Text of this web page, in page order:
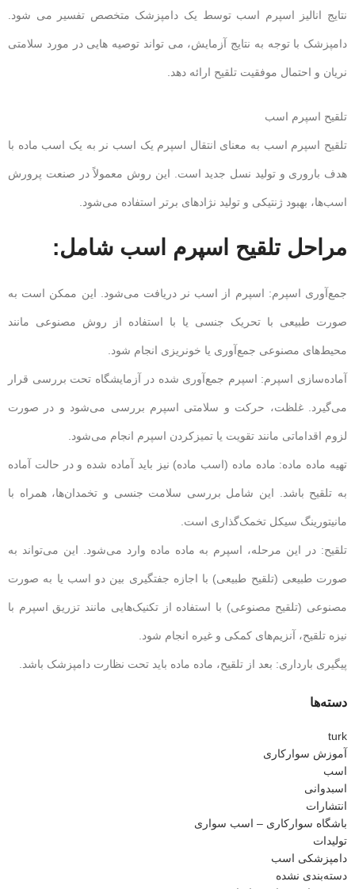
نتایج انالیز اسپرم اسب توسط یک دامپزشک متخصص تفسیر می شود.
دامپزشک با توجه به نتایج آزمایش، می تواند توصیه هایی در مورد سلامتی
نریان و احتمال موفقیت تلقیح ارائه دهد.
تلقیح اسپرم اسب
تلقیح اسپرم اسب به معنای انتقال اسپرم یک اسب نر به یک اسب ماده با
هدف باروری و تولید نسل جدید است. این روش معمولاً در صنعت پرورش
اسب‌ها، بهبود ژنتیکی و تولید نژادهای برتر استفاده می‌شود.
مراحل تلقیح اسپرم اسب شامل:
جمع‌آوری اسپرم: اسپرم از اسب نر دریافت می‌شود. این ممکن است به
صورت طبیعی با تحریک جنسی یا با استفاده از روش مصنوعی مانند
محیط‌های مصنوعی جمع‌آوری یا خونریزی انجام شود.
آماده‌سازی اسپرم: اسپرم جمع‌آوری شده در آزمایشگاه تحت بررسی قرار
می‌گیرد. غلظت، حرکت و سلامتی اسپرم بررسی می‌شود و در صورت
لزوم اقداماتی مانند تقویت یا تمیزکردن اسپرم انجام می‌شود.
تهیه ماده ماده: ماده ماده (اسب ماده) نیز باید آماده شده و در حالت آماده
به تلقیح باشد. این شامل بررسی سلامت جنسی و تخمدان‌ها، همراه با
مانیتورینگ سیکل تخمک‌گذاری است.
تلقیح: در این مرحله، اسپرم به ماده ماده وارد می‌شود. این می‌تواند به
صورت طبیعی (تلقیح طبیعی) با اجازه جفتگیری بین دو اسب یا به صورت
مصنوعی (تلقیح مصنوعی) با استفاده از تکنیک‌هایی مانند تزریق اسپرم با
نیزه تلقیح، آنزیم‌های کمکی و غیره انجام شود.
پیگیری بارداری: بعد از تلقیح، ماده ماده باید تحت نظارت دامپزشک باشد.
دسته‌ها
turk
آموزش سوارکاری
اسب
اسبدوانی
انتشارات
باشگاه سوارکاری – اسب سواری
تولیدات
دامپزشکی اسب
دسته‌بندی نشده